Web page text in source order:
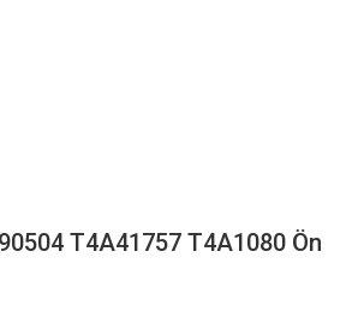
T4A41757 T4A1080 Ön